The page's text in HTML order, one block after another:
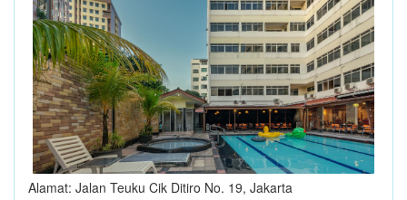
Alamat: Jalan Teuku Cik Ditiro No. 19, Jakarta